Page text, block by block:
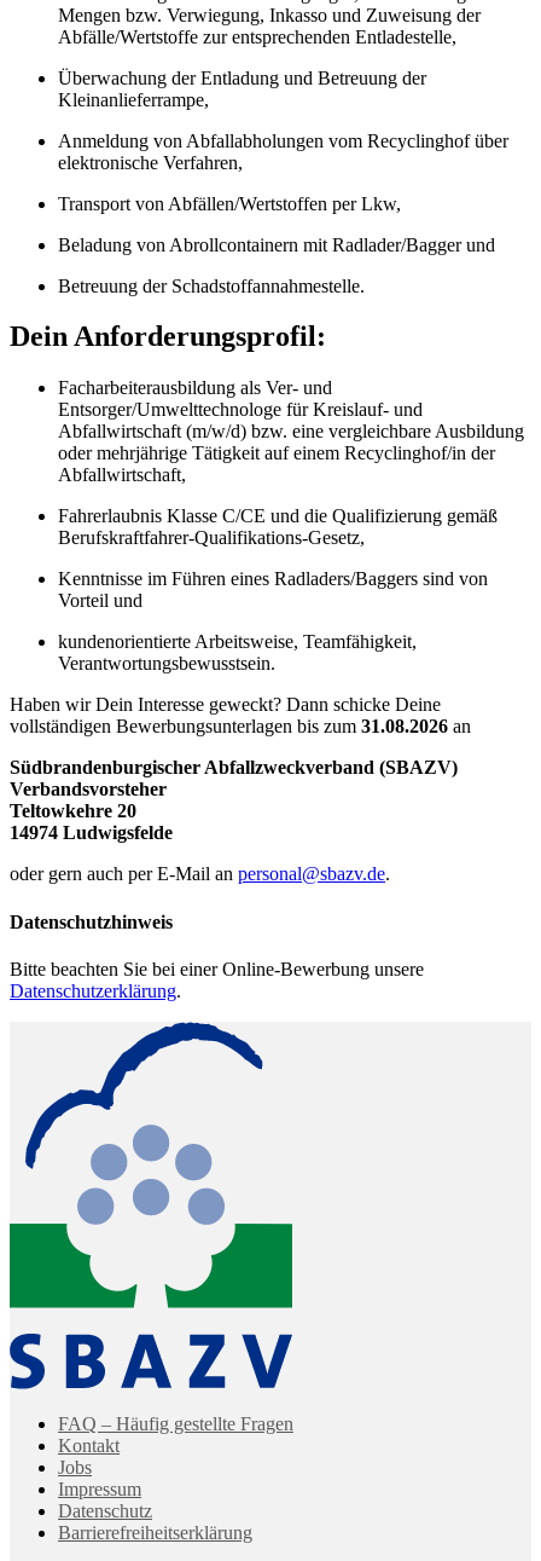
Mengen bzw. Verwiegung, Inkasso und Zuweisung der
Abfälle/Wertstoffe zur entsprechenden Entladestelle,
Überwachung der Entladung und Betreuung der
Kleinanlieferrampe,
Anmeldung von Abfallabholungen vom Recyclinghof über
elektronische Verfahren,
Transport von Abfällen/Wertstoffen per Lkw,
Beladung von Abrollcontainern mit Radlader/Bagger und
Betreuung der Schadstoffannahmestelle.
Dein Anforderungsprofil:
Facharbeiterausbildung als Ver- und
Entsorger/Umwelttechnologe für Kreislauf- und
Abfallwirtschaft (m/w/d) bzw. eine vergleichbare Ausbildung
oder mehrjährige Tätigkeit auf einem Recyclinghof/in der
Abfallwirtschaft,
Fahrerlaubnis Klasse C/CE und die Qualifizierung gemäß
Berufskraftfahrer-Qualifikations-Gesetz,
Kenntnisse im Führen eines Radladers/Baggers sind von
Vorteil und
kundenorientierte Arbeitsweise, Teamfähigkeit,
Verantwortungsbewusstsein.
Haben wir Dein Interesse geweckt? Dann schicke Deine
vollständigen Bewerbungsunterlagen bis zum 31.08.2026 an
Südbrandenburgischer Abfallzweckverband (SBAZV)
Verbandsvorsteher
Teltowkehre 20
14974 Ludwigsfelde
oder gern auch per E-Mail an personal@sbazv.de.
Datenschutzhinweis
Bitte beachten Sie bei einer Online-Bewerbung unsere
Datenschutzerklärung.
FAQ – Häufig gestellte Fragen
Kontakt
Jobs
Impressum
Datenschutz
Barrierefreiheitserklärung